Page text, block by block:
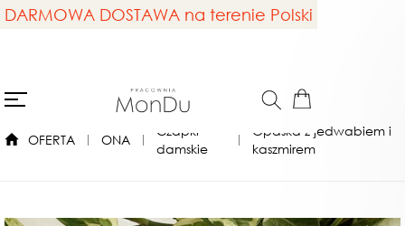
DARMOWA DOSTAWA na terenie Polski
OFERTA ONA
Czapki
damskie
Opaska z jedwabiem i
kaszmirem